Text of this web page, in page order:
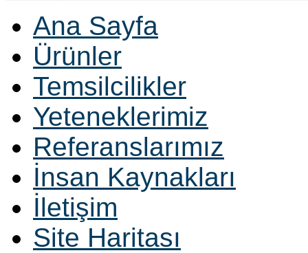
Ana Sayfa
Ürünler
Temsilcilikler
Yeteneklerimiz
Referanslarımız
İnsan Kaynakları
İletişim
Site Haritası